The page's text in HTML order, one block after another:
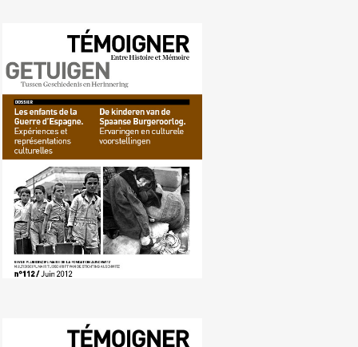
Nr. 112 (06/2012) De kinderen van
de Spaanse burgeroorlog